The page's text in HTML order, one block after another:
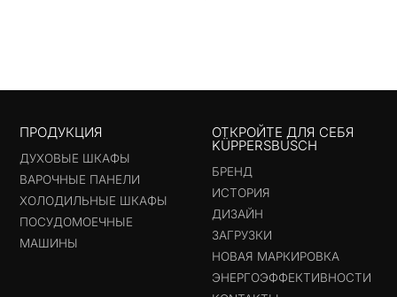
ПРОДУКЦИЯ
ДУХОВЫЕ ШКАФЫ
ВАРОЧНЫЕ ПАНЕЛИ
ХОЛОДИЛЬНЫЕ ШКАФЫ
ПОСУДОМОЕЧНЫЕ
МАШИНЫ
ОТКРОЙТЕ ДЛЯ СЕБЯ
KÜPPERSBUSCH
БРЕНД
ИСТОРИЯ
ДИЗАЙН
ЗАГРУЗКИ
НОВАЯ МАРКИРОВКА
ЭНЕРГОЭФФЕКТИВНОСТИ